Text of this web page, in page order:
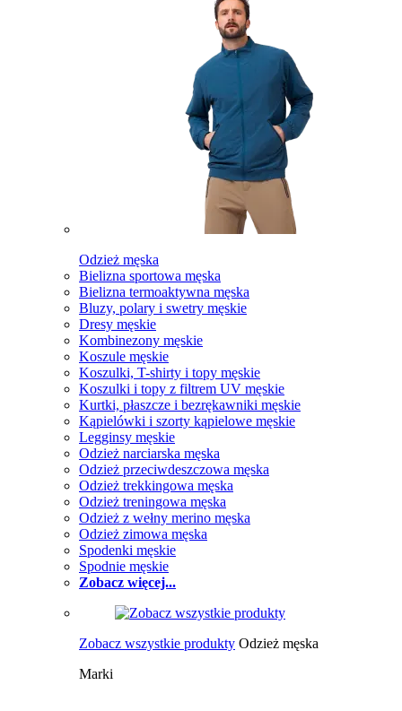
Odzież męska
Bielizna sportowa męska
Bielizna termoaktywna męska
Bluzy, polary i swetry męskie
Dresy męskie
Kombinezony męskie
Koszule męskie
Koszulki, T-shirty i topy męskie
Koszulki i topy z filtrem UV męskie
Kurtki, płaszcze i bezrękawniki męskie
Kąpielówki i szorty kąpielowe męskie
Legginsy męskie
Odzież narciarska męska
Odzież przeciwdeszczowa męska
Odzież trekkingowa męska
Odzież treningowa męska
Odzież z wełny merino męska
Odzież zimowa męska
Spodenki męskie
Spodnie męskie
Zobacz więcej...
Zobacz wszystkie produkty Odzież męska
Marki